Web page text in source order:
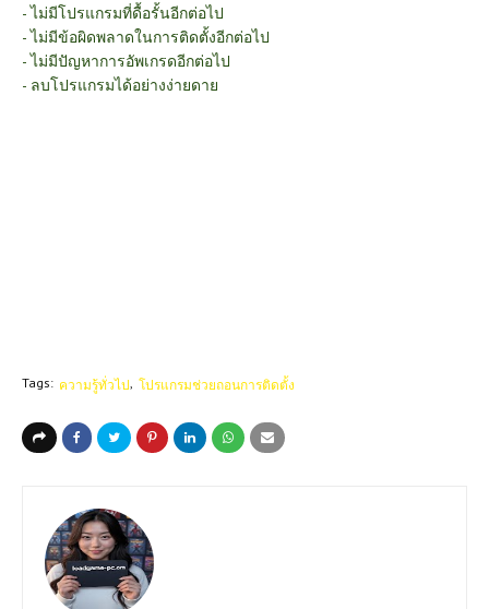
- ไม่มีโปรแกรมที่ดื้อรั้นอีกต่อไป
- ไม่มีข้อผิดพลาดในการติดตั้งอีกต่อไป
- ไม่มีปัญหาการอัพเกรดอีกต่อไป
- ลบโปรแกรมได้อย่างง่ายดาย
Tags: ความรู้ทั่วไป โปรแกรมช่วยถอนการติดตั้ง